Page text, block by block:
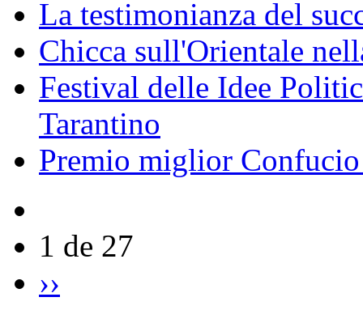
La testimonianza del
Chicca sull'Orientale
Festival delle Idee
Tarantino
Premio miglior
1 de 27
››